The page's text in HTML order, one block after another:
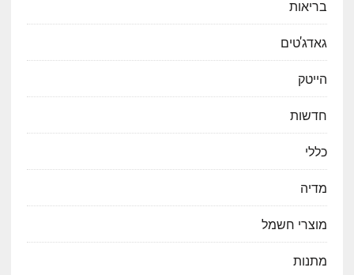
בריאות
גאדג'טים
הייטק
חדשות
כללי
מדיה
מוצרי חשמל
מתנות